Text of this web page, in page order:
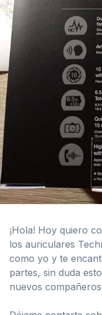
¡Hola! Hoy quiero
los auriculares
como yo y te
partes, sin duda
nuevos